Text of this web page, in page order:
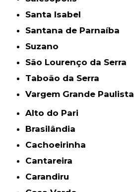
Santa Isabel
Santana de Parnaíba
Suzano
São Lourenço da Serra
Taboão da Serra
Vargem Grande Paulista
Alto do Pari
Brasilândia
Cachoeirinha
Cantareira
Carandiru